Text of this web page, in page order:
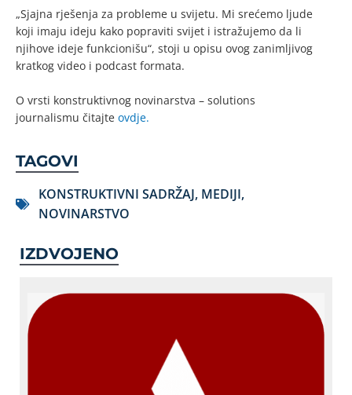
„Sjajna rješenja za probleme u svijetu. Mi srećemo ljude
koji imaju ideju kako popraviti svijet i istražujemo da li
njihove ideje funkcionišu“, stoji u opisu ovog zanimljivog
kratkog video i podcast formata.
O vrsti konstruktivnog novinarstva – solutions
journalismu čitajte ovdje.
TAGOVI
KONSTRUKTIVNI SADRŽAJ, MEDIJI,
NOVINARSTVO
IZDVOJENO